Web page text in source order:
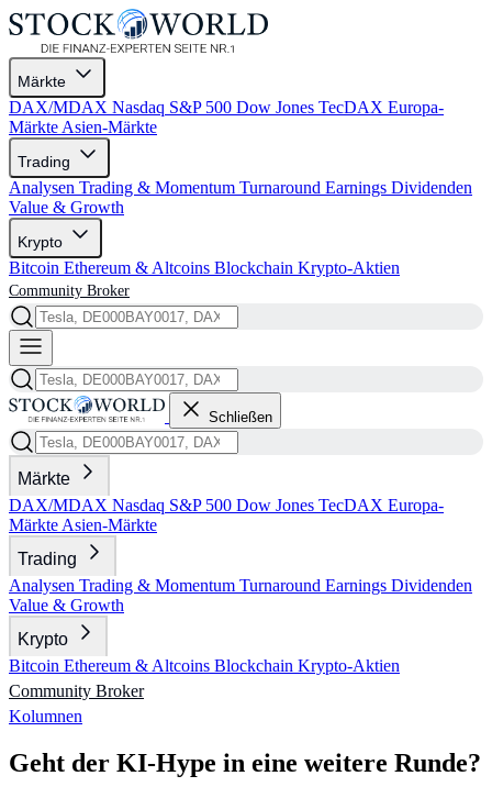
Märkte
DAX/MDAX Nasdaq S&P 500 Dow Jones TecDAX Europa-
Märkte Asien-Märkte
Trading
Analysen Trading & Momentum Turnaround Earnings Dividenden
Value & Growth
Krypto
Bitcoin Ethereum & Altcoins Blockchain Krypto-Aktien
Community Broker
Schließen
Märkte
DAX/MDAX Nasdaq S&P 500 Dow Jones TecDAX Europa-
Märkte Asien-Märkte
Trading
Analysen Trading & Momentum Turnaround Earnings Dividenden
Value & Growth
Krypto
Bitcoin Ethereum & Altcoins Blockchain Krypto-Aktien
Community Broker
Kolumnen
Geht der KI-Hype in eine weitere Runde?